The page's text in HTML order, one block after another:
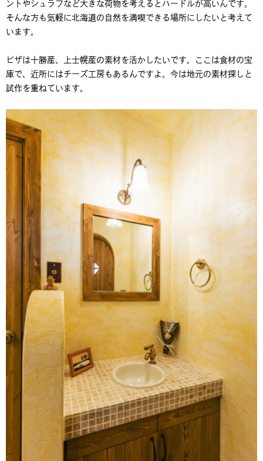
ントやシュラフなど大きな荷物を考えるとハードルが高いんです。
そんな方も気軽に北海道の自然を満喫できる場所にしたいと考えて
います。
ピザは十勝産、上士幌産の素材を活かしたいです。ここは食材の宝
庫で、近所にはチーズ工房もあるんですよ。今は地元の素材探しと
試作を重ねています。